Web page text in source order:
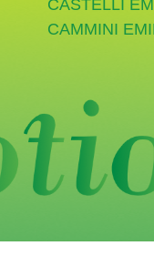
CASTELLI
CAMMINI